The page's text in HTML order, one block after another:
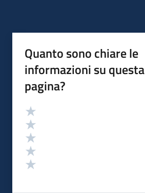
Quanto sono chiare le
informazioni su questa
pagina?
Valutazione